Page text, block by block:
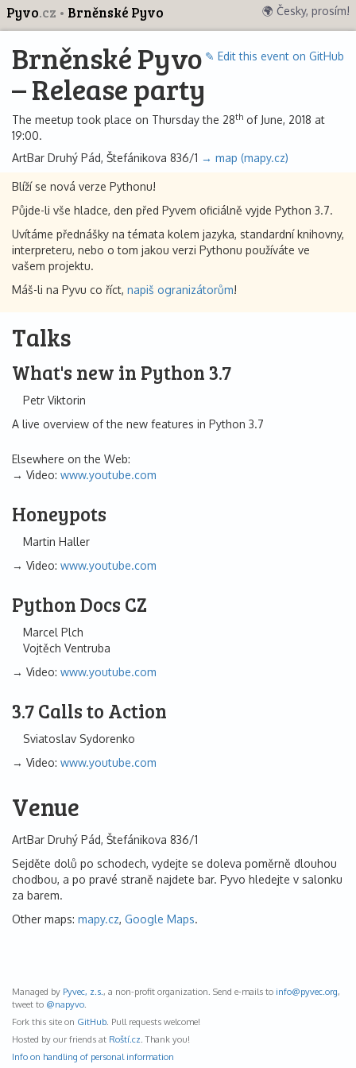
Pyvo.cz Brněnské Pyvo 🌍 Česky, prosím!
✎ Edit this event on GitHub
Brněnské Pyvo
– Release party
The meetup took place on Thursday the 28th of June, 2018 at
19:00.
ArtBar Druhý Pád, Štefánikova 836/1 → map (mapy.cz)
Blíží se nová verze Pythonu!
Půjde-li vše hladce, den před Pyvem oficiálně vyjde Python 3.7.
Uvítáme přednášky na témata kolem jazyka, standardní knihovny,
interpreteru, nebo o tom jakou verzi Pythonu používáte ve
vašem projektu.
Máš-li na Pyvu co říct, napiš ogranizátorům!
Talks
What's new in Python 3.7
Petr Viktorin
A live overview of the new features in Python 3.7
Elsewhere on the Web:
Video: www.youtube.com
Honeypots
Martin Haller
Video: www.youtube.com
Python Docs CZ
Marcel Plch
Vojtěch Ventruba
Video: www.youtube.com
3.7 Calls to Action
Sviatoslav Sydorenko
Video: www.youtube.com
Venue
ArtBar Druhý Pád, Štefánikova 836/1
Sejděte dolů po schodech, vydejte se doleva poměrně dlouhou
chodbou, a po pravé straně najdete bar. Pyvo hledejte v salonku
za barem.
Other maps: mapy.cz, Google Maps.
Managed by Pyvec, z.s. , a non-profit organization. Send e-mails to info@pyvec.org,
tweet to @napyvo
Fork this site on GitHub . Pull requests welcome!
Hosted by our friends at Roští.cz . Thank you!
Info on handling of personal information